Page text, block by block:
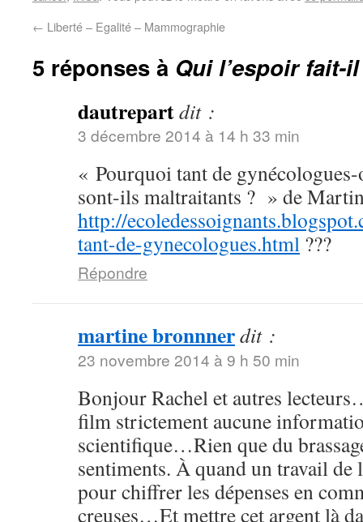
← Liberté – Egalité – Mammographie
5 réponses à Qui l’espoir fait-
dautrepartdit :
3 décembre 2014 à 14 h 33 min
« Pourquoi tant de
sont-ils maltraitants ? » de
http://
tant-de-gynecologues.html ???
Répondre
martine bronnnerdit :
23 novembre 2014 à 9 h 50 min
Bonjour Rachel et autres
film strictement aucune
scientifique…Rien que du
sentiments. À quand un travail de
pour chiffrer les dépenses en
creuses…Et mettre cet argent là